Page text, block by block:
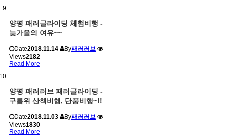
양평 패러글라이딩 체험비행 -
늦가을의 여유~~
Date2018.11.14 By패러러브
Views2182
Read More
양평 패러러브 패러글라이딩 -
구름위 산책비행, 단풍비행~!!
Date2018.11.03 By패러러브
Views1830
Read More